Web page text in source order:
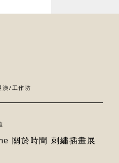
關於好樣
演/工作坊
關於時間 刺繡插畫展